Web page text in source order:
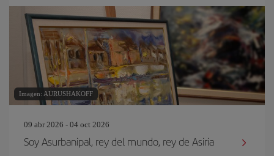
Imagen: AURUSHAKOFF
09 abr 2026 - 04 oct 2026
Soy Asurbanipal, rey del mundo, rey de Asiria